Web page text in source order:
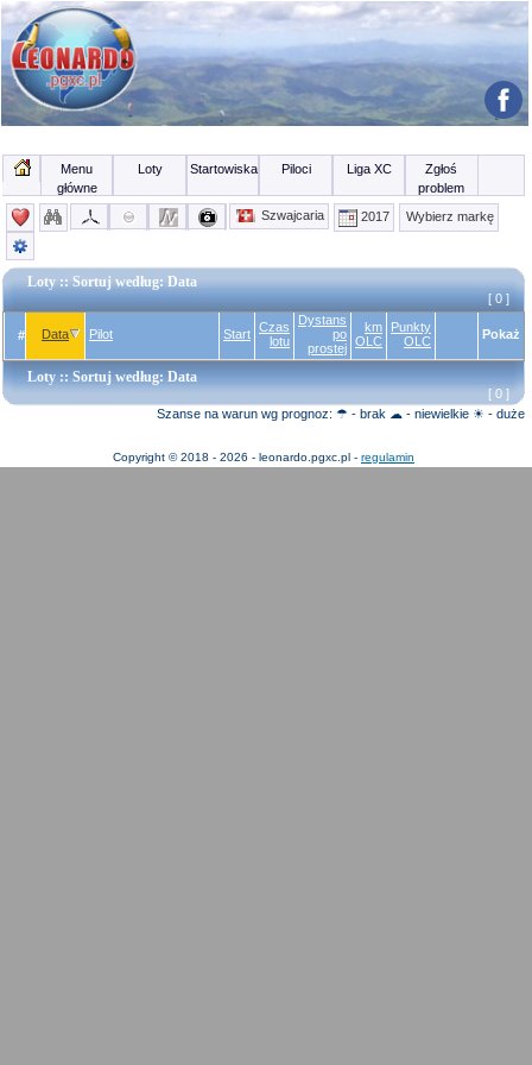
Menu
główne
Loty Startowiska Piloci Liga XC
Zgłoś
problem
Szwajcaria
2017 Wybierz markę
Loty :: Sortuj według: Data
[ 0 ]
# Data Pilot Start Czas
lotu
Dystans
po
prostej
km
OLC
Punkty
OLC
Pokaż
Loty :: Sortuj według: Data
[ 0 ]
Szanse na warun wg prognoz: ☂ - brak ☁ - niewielkie ☀ - duże
Copyright © 2018 - 2026 - leonardo.pgxc.pl - regulamin